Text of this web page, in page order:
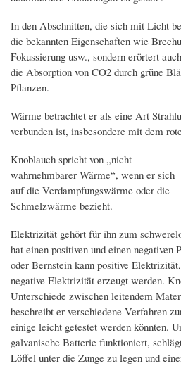
In den Abschnitten, die sich mit Licht
die bekannten Eigenschaften wie
Fokussierung usw., sondern erörtert
die Absorption von CO2 durch grüne
Pflanzen.
Wärme betrachtet er als eine Art
verbunden ist, insbesondere mit dem
Knoblauch spricht von „nicht
wahrnehmbarer Wärme“, wenn er sich
auf die Verdampfungswärme oder die
Schmelzwärme bezieht.
Elektrizität gehört für ihn zum
hat einen positiven und einen negativen
oder Bernstein kann positive
negative Elektrizität erzeugt werden.
Unterschiede zwischen leitendem
beschreibt er verschiedene Verfahren
einige leicht getestet werden könnten.
galvanische Batterie funktioniert,
Löffel unter die Zunge zu legen und